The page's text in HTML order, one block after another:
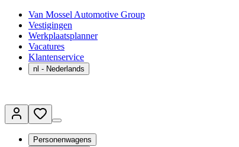
Van Mossel Automotive Group
Vestigingen
Werkplaatsplanner
Vacatures
Klantenservice
nl - Nederlands
Personenwagens